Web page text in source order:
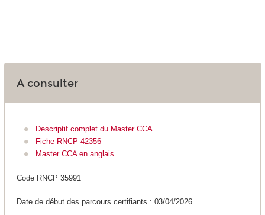
A consulter
Descriptif complet du Master CCA
Fiche RNCP 42356
Master CCA en anglais
Code RNCP 35991
Date de début des parcours certifiants : 03/04/2026